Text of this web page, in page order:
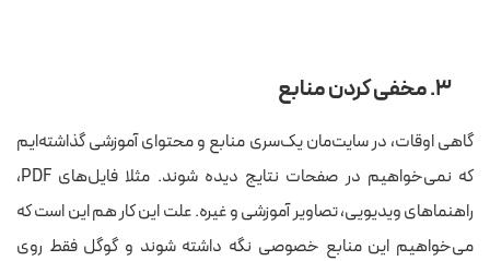
۳. مخفی کردن منابع
گاهی اوقات، در سایت‌مان یک‌سری منابع و محتوای آموزشی گذاشته‌ایم
که نمی‌خواهیم در صفحات نتایج دیده شوند. مثلا فایل‌های PDF،
راهنماهای ویدیویی، تصاویر آموزشی و غیره. علت این کار هم این است که
می‌خواهیم این منابع خصوصی نگه داشته شوند و گوگل فقط روی